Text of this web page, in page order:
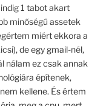
1 tabot akart
minőségű assetek
miért ekkora a
de egy gmail-nél,
nálam ez csak annak
építenek,
kellene. És értem